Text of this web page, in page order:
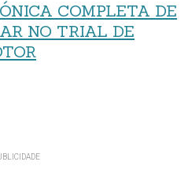
COMPLETA DE
NO TRIAL DE